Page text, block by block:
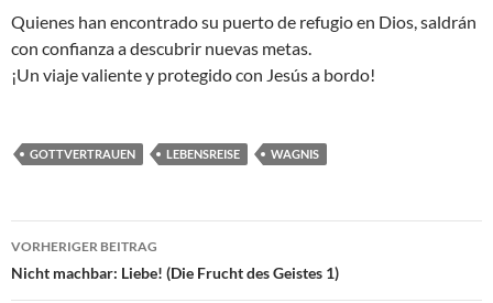
Quienes han encontrado su puerto de refugio en Dios, saldrán
con confianza a descubrir nuevas metas.
¡Un viaje valiente y protegido con Jesús a bordo!
GOTTVERTRAUEN LEBENSREISE WAGNIS
Beitragsnavigation
VORHERIGER BEITRAG
Nicht machbar: Liebe! (Die Frucht des Geistes 1)